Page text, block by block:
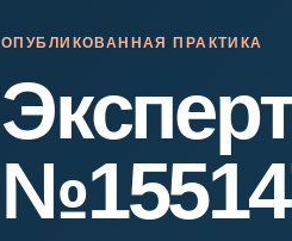
Для СМИ
Политика
Пожарно-
ОПУБЛИКОВАННАЯ ПРАКТИКА